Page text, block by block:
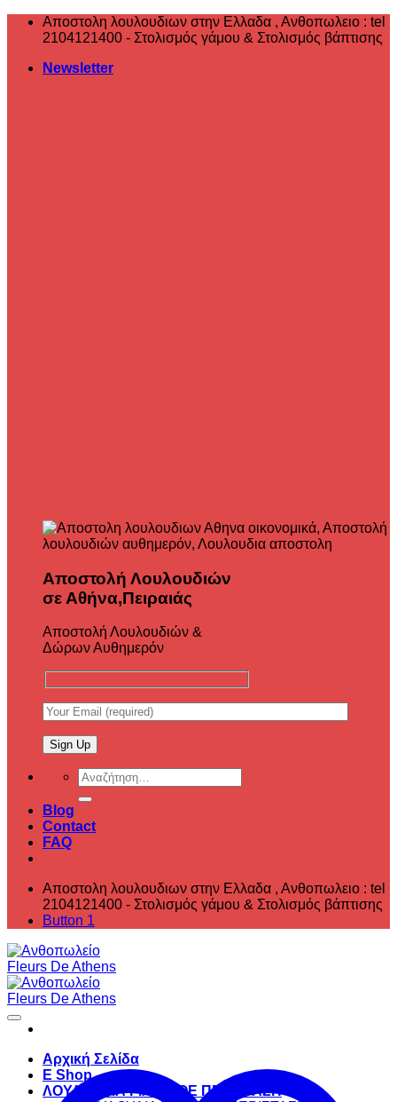
ΜετάβασηΑποστολη λουλουδιων στην Ελλαδα , ‎Ανθοπωλειο : tel
2104121400 - Στολισμός γάμου & Στολισμός βάπτισης
Newsletter
Αποστολή Λουλουδιών
σε Αθήνα,Πειραιάς
Αποστολή Λουλουδιών &
Δώρων Αυθημερόν
Αναζήτηση
για:
Blog
Contact
FAQ
Αποστολη λουλουδιων στην Ελλαδα , ‎Ανθοπωλειο : tel
2104121400 - Στολισμός γάμου & Στολισμός βάπτισης
Button 1
Αρχική Σελίδα
E Shop
ΛΟΥΛΟΥΔΙΑ ΓΙΑ ΚΑΘΕ ΠΕΡΙΣΤΑΣΗ